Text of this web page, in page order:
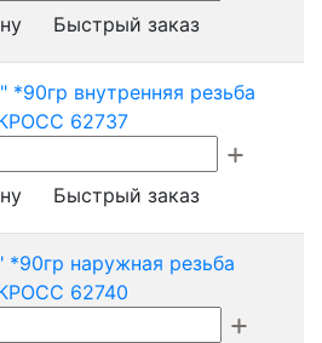
Быстрый заказ
*90гр внутренняя резьба
62737
Быстрый заказ
*90гр наружная резьба
62740